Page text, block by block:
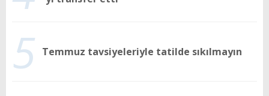
5 Temmuz tavsiyeleriyle tatilde sıkılmayın